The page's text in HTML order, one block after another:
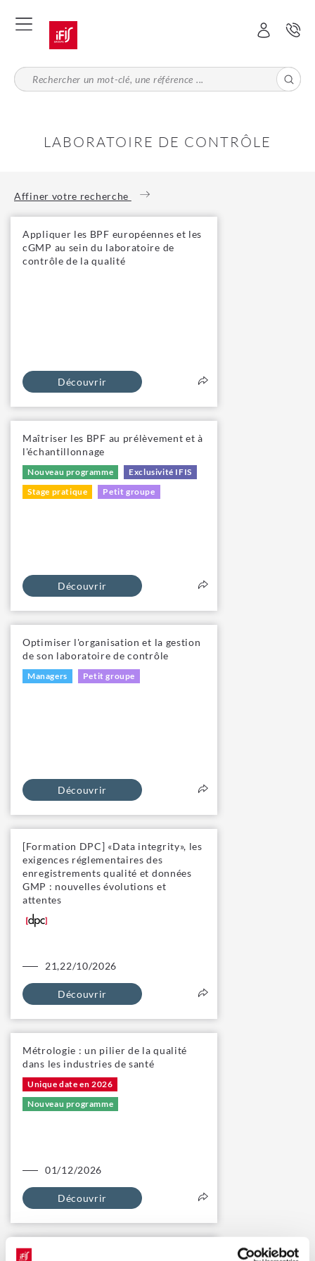
au
principal
LABORATOIRE DE CONTRÔLE
Affiner votre recherche
Appliquer les BPF européennes et les
cGMP au sein du laboratoire de
contrôle de la qualité
Découvrir
Maîtriser les BPF au prélèvement et à
l'échantillonnage
Nouveau programme
Exclusivité IFIS
Stage pratique
Petit groupe
Découvrir
Optimiser l'organisation et la gestion
de son laboratoire de contrôle
Managers Petit groupe
Découvrir
[Formation DPC] «Data integrity», les
exigences réglementaires des
enregistrements qualité et données
GMP : nouvelles évolutions et
attentes
21,22/10/2026
Découvrir
Métrologie : un pilier de la qualité
dans les industries de santé
Unique date en 2026
Nouveau programme
01/12/2026
Découvrir
[Formation DPC] Articles de